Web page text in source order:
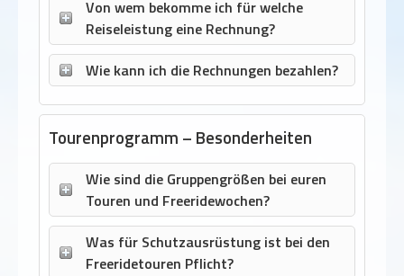
Von wem bekomme ich für welche
Reiseleistung eine Rechnung?
Wie kann ich die Rechnungen bezahlen?
Tourenprogramm – Besonderheiten
Wie sind die Gruppengrößen bei euren
Touren und Freeridewochen?
Was für Schutzausrüstung ist bei den
Freeridetouren Pflicht?